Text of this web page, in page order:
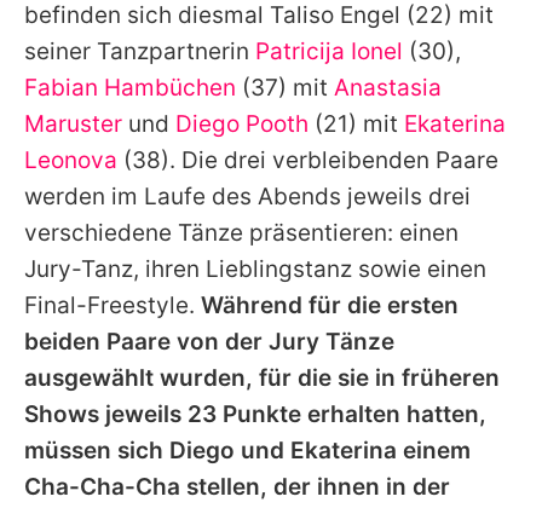
App runterladen
Team
Redaktionelle Richtlinien
Impressum
Datenschutzerklärung
Nutzungsbedingungen
Utiq verwalten
befinden sich diesmal Taliso Engel (22) mit
seiner Tanzpartnerin Patricija Ionel (30),
Fabian Hambüchen (37) mit Anastasia
Maruster und Diego Pooth (21) mit Ekaterina
Leonova (38). Die drei verbleibenden Paare
werden im Laufe des Abends jeweils drei
verschiedene Tänze präsentieren: einen
Jury-Tanz, ihren Lieblingstanz sowie einen
Final-Freestyle. Während für die ersten
beiden Paare von der Jury Tänze
ausgewählt wurden, für die sie in früheren
Shows jeweils 23 Punkte erhalten hatten,
müssen sich Diego und Ekaterina einem
Cha-Cha-Cha stellen, der ihnen in der